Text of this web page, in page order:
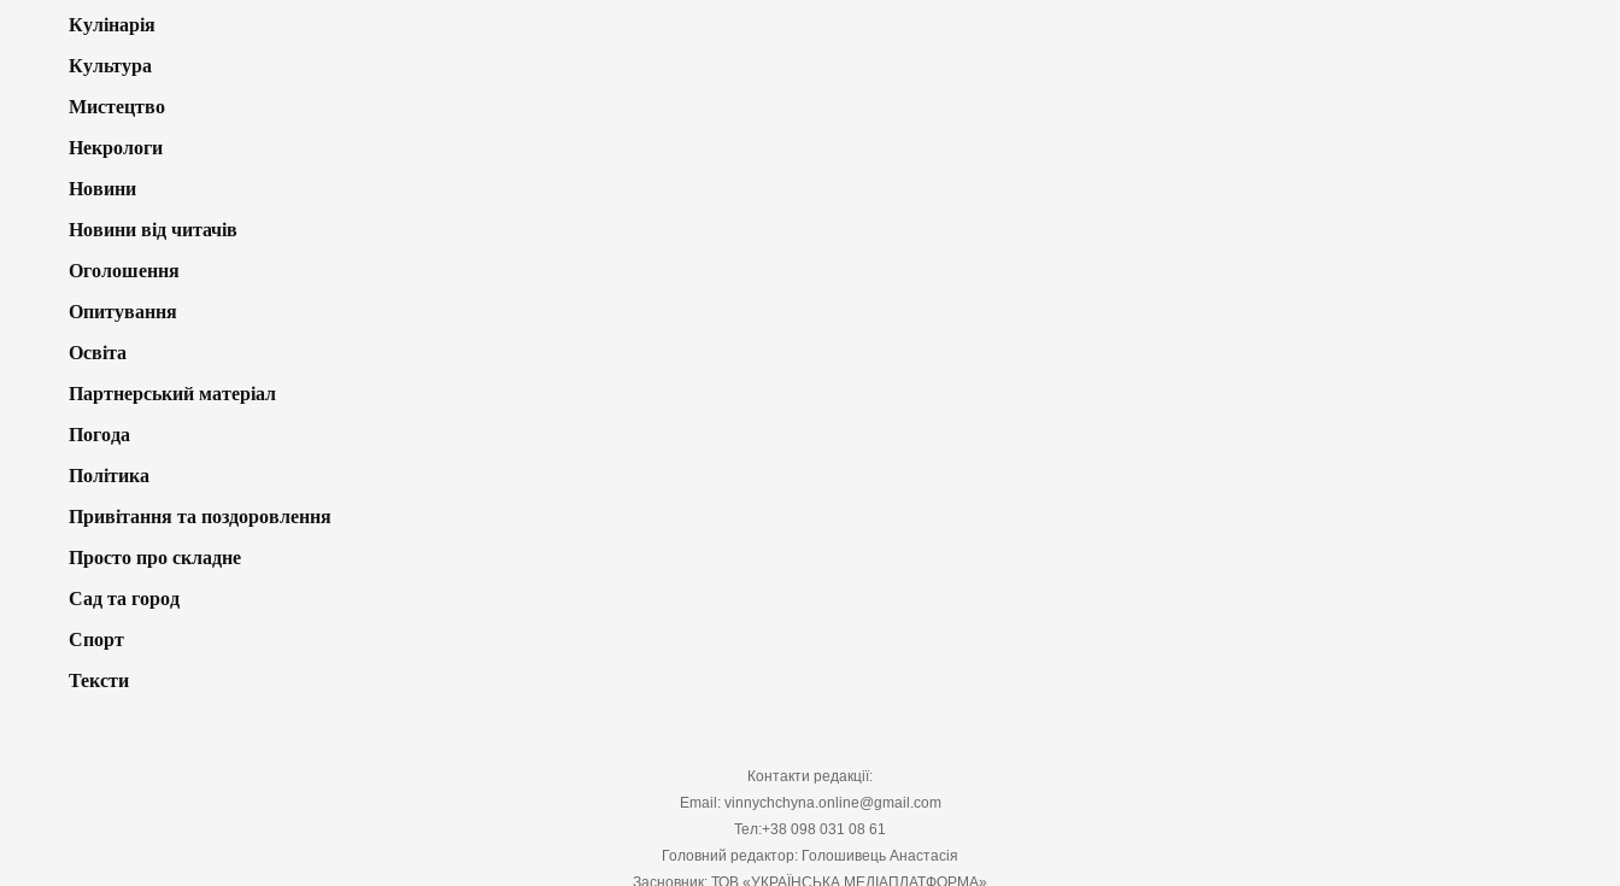
Кулінарія
Культура
Мистецтво
Некрологи
Новини
Новини від читачів
Оголошення
Опитування
Освіта
Партнерський матеріал
Погода
Політика
Привітання та поздоровлення
Просто про складне
Сад та город
Спорт
Тексти
Контакти редакції:
Email: vinnychchyna.online@gmail.com
Тел:+38 098 031 08 61
Головний редактор: Голошивець Анастасія
Засновник: ТОВ «УКРАЇНСЬКА МЕДІАПЛАТФОРМА»